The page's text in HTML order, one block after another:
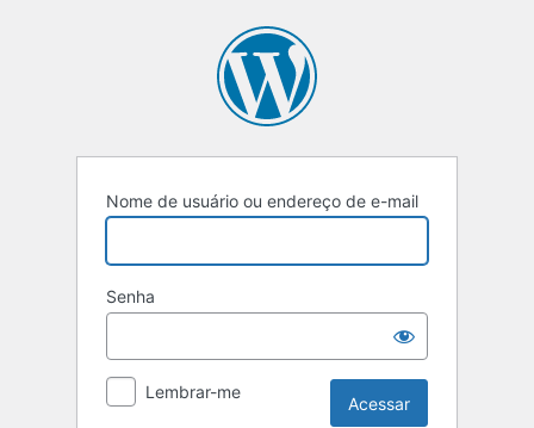
Nome de usuário ou endereço de e-mail
Senha
Lembrar-me